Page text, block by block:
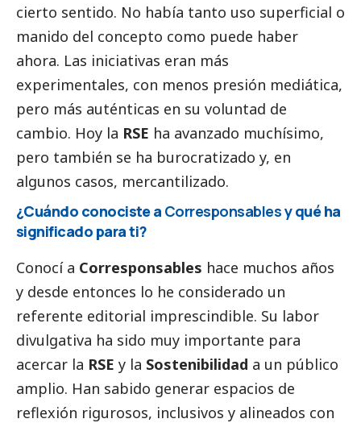
cierto sentido. No había tanto uso superficial o
manido del concepto como puede haber
ahora. Las iniciativas eran más
experimentales, con menos presión mediática,
pero más auténticas en su voluntad de
cambio. Hoy la RSE ha avanzado muchísimo,
pero también se ha burocratizado y, en
algunos casos, mercantilizado.
¿Cuándo conociste a Corresponsablesy qué ha
significado para ti?
Conocí a Corresponsables hace muchos años
y desde entonces lo he considerado un
referente editorial imprescindible. Su labor
divulgativa ha sido muy importante para
acercar la RSE y la Sostenibilidad a un público
amplio. Han sabido generar espacios de
reflexión rigurosos, inclusivos y alineados con